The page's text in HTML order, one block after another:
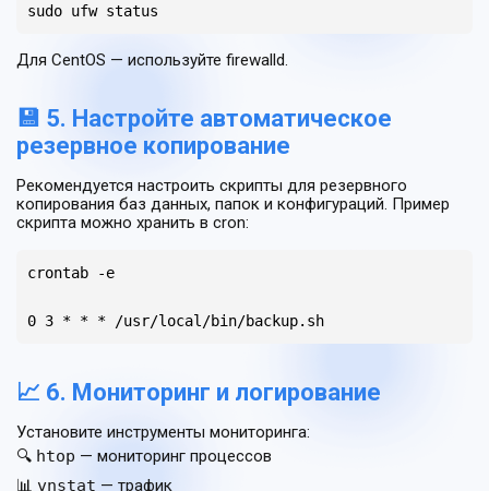
sudo ufw status
Для CentOS — используйте firewalld.
💾 5. Настройте автоматическое
резервное копирование
Рекомендуется настроить скрипты для резервного
копирования баз данных, папок и конфигураций. Пример
скрипта можно хранить в cron:
crontab -e
0 3 * * * /usr/local/bin/backup.sh
📈 6. Мониторинг и логирование
Установите инструменты мониторинга:
🔍 htop — мониторинг процессов
📊 vnstat — трафик